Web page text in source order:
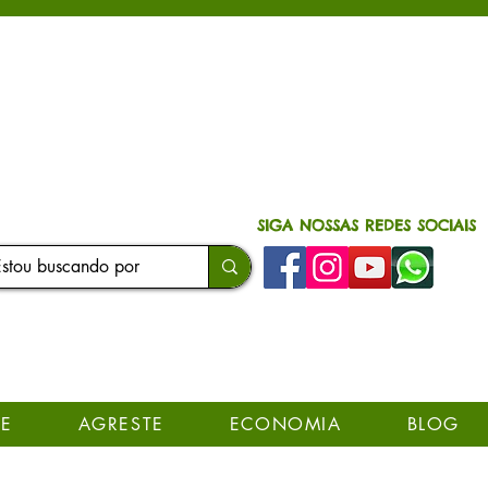
SIGA NOSSAS REDES SOCIAIS
AGRESTE ECONOMIA BLOG